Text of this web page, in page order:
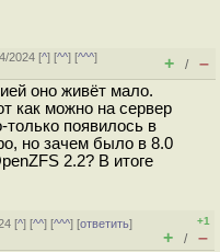
2024 [^] [^^] [^^^]
+ / –
оно живёт мало.
как можно на сервер
только появилось в
но зачем было в 8.0
2.2? В итоге
[^] [^^] [^^^] [ответить]
+1
+ / –